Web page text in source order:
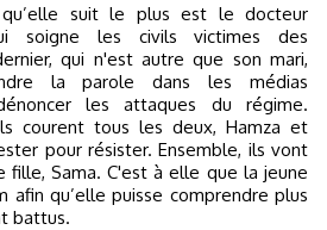
qu’elle suit le plus est le docteur
soigne les civils victimes des
qui n'est autre que son mari,
la parole dans les médias
les attaques du régime.
courent tous les deux, Hamza et
pour résister. Ensemble, ils vont
fille, Sama. C'est à elle que la jeune
afin qu’elle puisse comprendre plus
battus.